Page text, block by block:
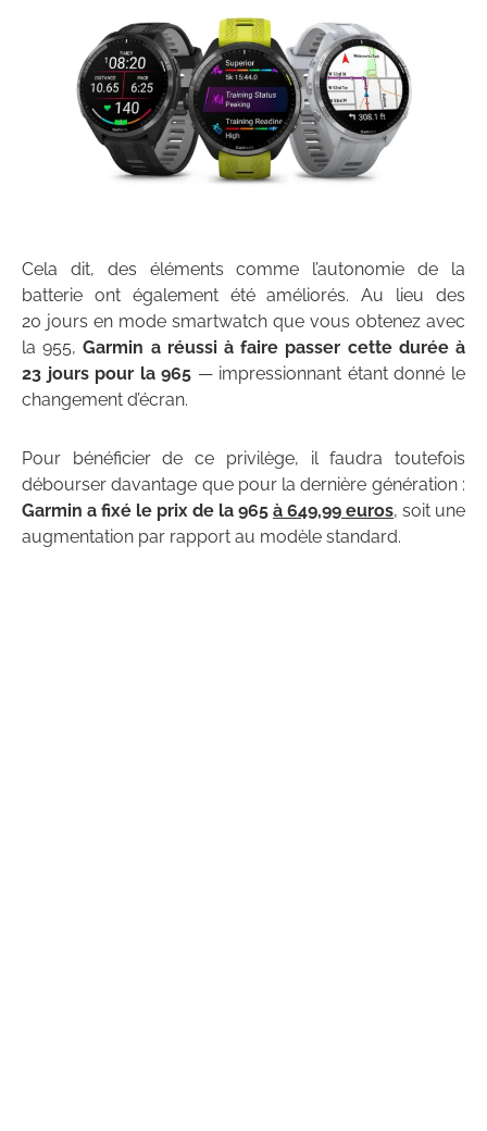
Cela dit, des éléments comme l’autonomie de la
batterie ont également été améliorés. Au lieu des
20 jours en mode smartwatch que vous obtenez avec
la 955,Garmin a réussi à faire passer cette durée à
23 jours pour la 965 — impressionnant étant donné le
changement d’écran.
Pour bénéficier de ce privilège, il faudra toutefois
débourser davantage que pour la dernière génération :
Garmin a fixé le prix de la 965 à 649,99 euros, soit une
augmentation par rapport au modèle standard.